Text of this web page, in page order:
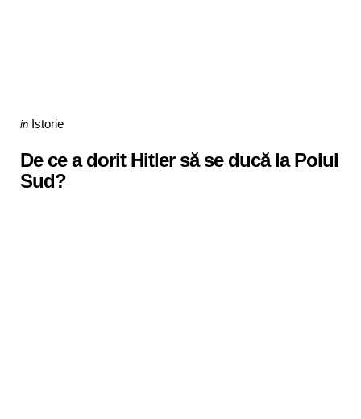
Categories
Posted
in Istorie
De ce a dorit Hitler să se ducă la Polul
Sud?